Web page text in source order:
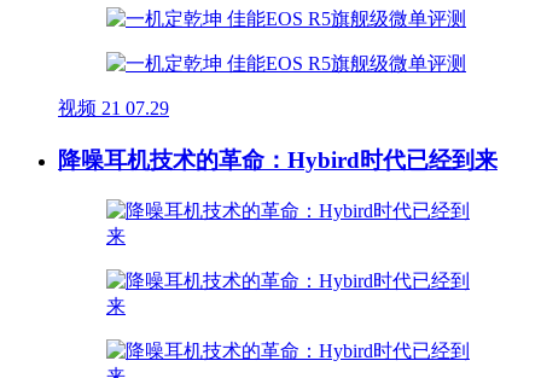
视频 21 07.29
降噪耳机技术的革命：Hybird时代已经到来